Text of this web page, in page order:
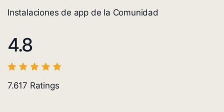
Instalaciones de app de la Comunidad
4.8
7.617 Ratings